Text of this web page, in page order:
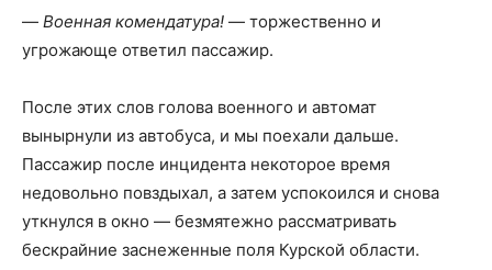
— Военная комендатура! — торжественно и
угрожающе ответил пассажир.
После этих слов голова военного и автомат
вынырнули из автобуса, и мы поехали дальше.
Пассажир после инцидента некоторое время
недовольно повздыхал, а затем успокоился и снова
уткнулся в окно — безмятежно рассматривать
бескрайние заснеженные поля Курской области.